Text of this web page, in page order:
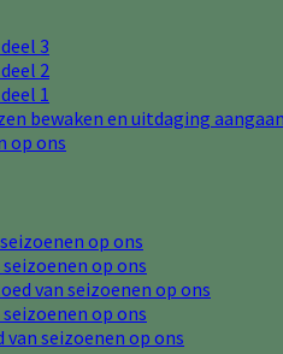
3
2
1
bewaken en uitdaging
op ons
op ons
op ons
van seizoenen op ons
op ons
van seizoenen op ons